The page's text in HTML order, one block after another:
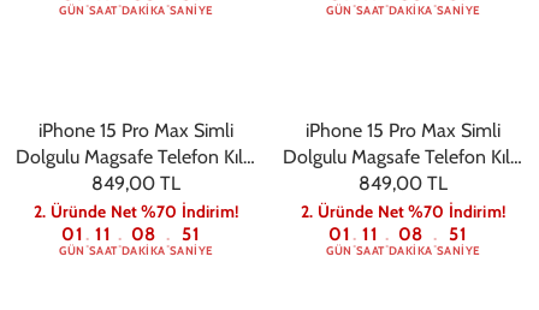
GÜN SAAT DAKIKA SANIYE GÜN SAAT DAKIKA SANIYE
iPhone 15 Pro Max Simli
Dolgulu Magsafe Telefon Kılıfı
Yeşil
849,00 TL
2. Üründe Net %70 İndirim!
01
GÜN : 11
SAAT: 08
DAKIKA: 50
SANIYE
iPhone 15 Pro Max Simli
Dolgulu Magsafe Telefon Kılıfı
Turuncu
849,00 TL
2. Üründe Net %70 İndirim!
01
GÜN : 11
SAAT: 08
DAKIKA: 50
SANIYE